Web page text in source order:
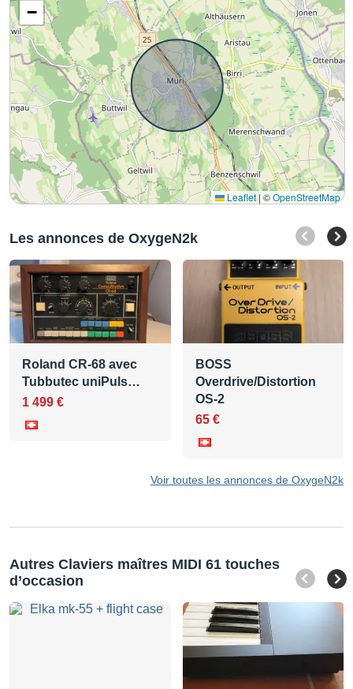
−
Leaflet | ©OpenStreetMap
Les annonces de OxygeN2k
Roland CR-68 avec
Tubbutec uniPuls…
1 499 €
BOSS
Overdrive/Distortion
OS-2
65 €
Voir toutes les annonces de OxygeN2k
Autres Claviers maîtres MIDI 61 touches
d’occasion